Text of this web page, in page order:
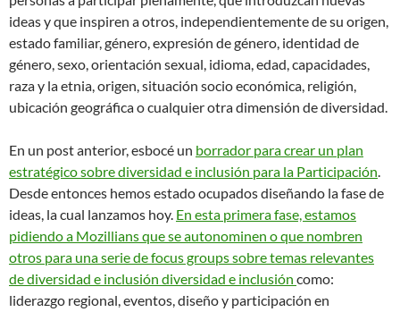
ideas y que inspiren a otros, independientemente de su origen,
estado familiar, género, expresión de género, identidad de
género, sexo, orientación sexual, idioma, edad, capacidades,
raza y la etnia, origen, situación socio económica, religión,
ubicación geográfica o cualquier otra dimensión de diversidad.
En un post anterior, esbocé un borrador para crear un plan
estratégico sobre diversidad e inclusión para la Participación.
Desde entonces hemos estado ocupados diseñando la fase de
ideas, la cual lanzamos hoy. En esta primera fase, estamos
pidiendo a Mozillians que se autonominen o que nombren
otros para una serie de focus groups sobre temas relevantes
de diversidad e inclusión diversidad e inclusión como:
liderazgo regional, eventos, diseño y participación en